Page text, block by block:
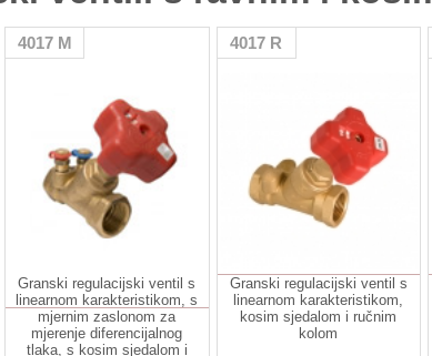
4017 M
Granski regulacijski ventil s
linearnom karakteristikom, s
mjernim zaslonom za
mjerenje diferencijalnog
tlaka, s kosim sjedalom i
4017 R
Granski regulacijski ventil s
linearnom karakteristikom,
kosim sjedalom i ručnim
kolom